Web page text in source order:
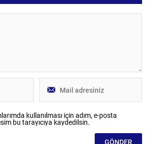
kullanılması için adım, e-posta
bu tarayıcıya kaydedilsin.